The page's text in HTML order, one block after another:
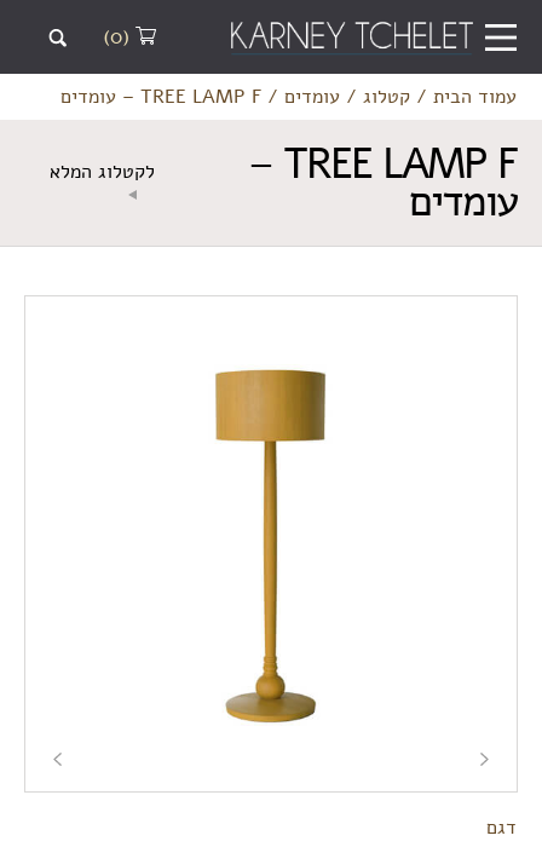
(0)
עמוד הבית/ קטלוג/ עומדים/ TREE LAMP F – עומדים
TREE LAMP F –
עומדים לקטלוג המלא
דגם